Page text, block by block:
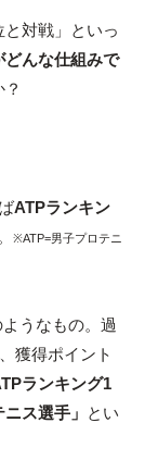
対戦」といっ
んな仕組みで
ATPランキン
※ATP=男子プロテニ
うなもの。過
獲得ポイント
ランキング1
ス選手」 とい